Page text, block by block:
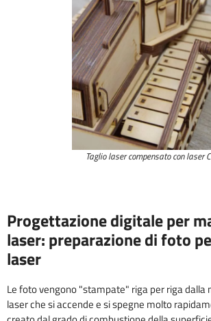
Taglio laser compensato con laser
Progettazione digitale per
laser: preparazione di foto
laser
Le foto vengono "stampate" riga per riga dalla
laser che si accende e si spegne molto